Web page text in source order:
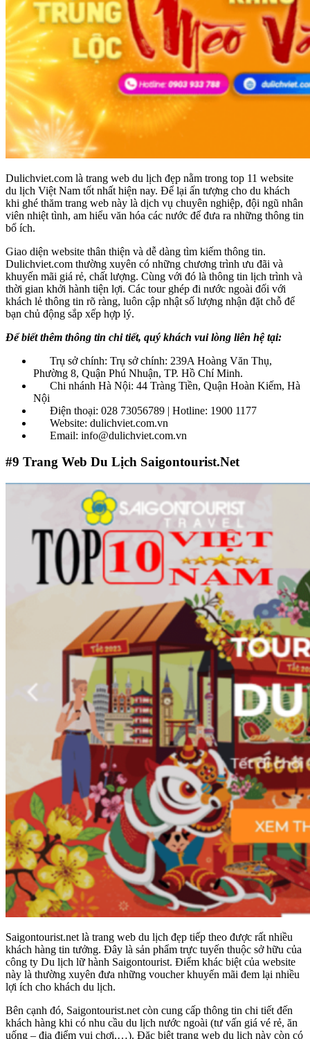
Dulichviet.com là trang web du lịch đẹp nằm trong top 11 website
du lịch Việt Nam tốt nhất hiện nay. Để lại ấn tượng cho du khách
khi ghé thăm trang web này là dịch vụ chuyên nghiệp, đội ngũ nhân
viên nhiệt tình, am hiểu văn hóa các nước để đưa ra những thông tin
bổ ích.
Giao diện website thân thiện và dễ dàng tìm kiếm thông tin.
Dulichviet.com thường xuyên có những chương trình ưu đãi và
khuyến mãi giá rẻ, chất lượng. Cùng với đó là thông tin lịch trình và
thời gian khởi hành tiện lợi. Các tour ghép đi nước ngoài đối với
khách lẻ thông tin rõ ràng, luôn cập nhật số lượng nhận đặt chỗ để
bạn chủ động sắp xếp hợp lý.
Để biết thêm thông tin chi tiết, quý khách vui lòng liên hệ tại:
Trụ sở chính: Trụ sở chính: 239A Hoàng Văn Thụ,
Phường 8, Quận Phú Nhuận, TP. Hồ Chí Minh.
Chi nhánh Hà Nội: 44 Tràng Tiền, Quận Hoàn Kiếm, Hà
Nội
Điện thoại: 028 73056789 | Hotline: 1900 1177
Website: dulichviet.com.vn
Email: info@dulichviet.com.vn
#9 Trang Web Du Lịch Saigontourist.Net
Saigontourist.net là trang web du lịch đẹp tiếp theo được rất nhiều
khách hàng tin tưởng. Đây là sản phẩm trực tuyến thuộc sở hữu của
công ty Du lịch lữ hành Saigontourist. Điểm khác biệt của website
này là thường xuyên đưa những voucher khuyến mãi đem lại nhiều
lợi ích cho khách du lịch.
Bên cạnh đó, Saigontourist.net còn cung cấp thông tin chi tiết đến
khách hàng khi có nhu cầu du lịch nước ngoài (tư vấn giá vé rẻ, ăn
uống – địa điểm vui chơi,…). Đặc biệt trang web du lịch này còn có